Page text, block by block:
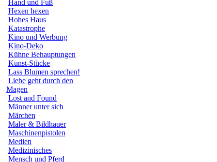
Hand und Fuß
Hexen hexen
Hohes Haus
Katastrophe
Kino und Werbung
Kino-Deko
Kühne Behauptungen
Kunst-Stücke
Lass Blumen sprechen!
Liebe geht durch den
Magen
Lost and Found
Männer unter sich
Märchen
Maler & Bildhauer
Maschinenpistolen
Medien
Medizinisches
Mensch und Pferd